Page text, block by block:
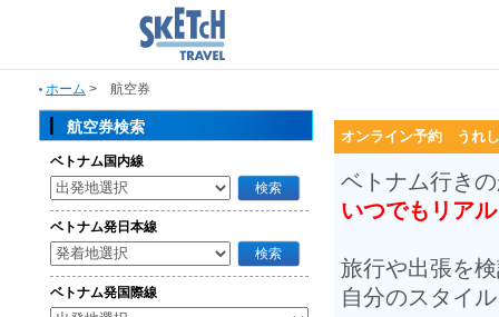
ホーム > 航空券
オンライン予約 うれ
ベトナム行き
いつでもリア
旅行や出張を
自分のスタイ
航空券検索
ベトナム国内線
ベトナム発日本線
ベトナム発国際線